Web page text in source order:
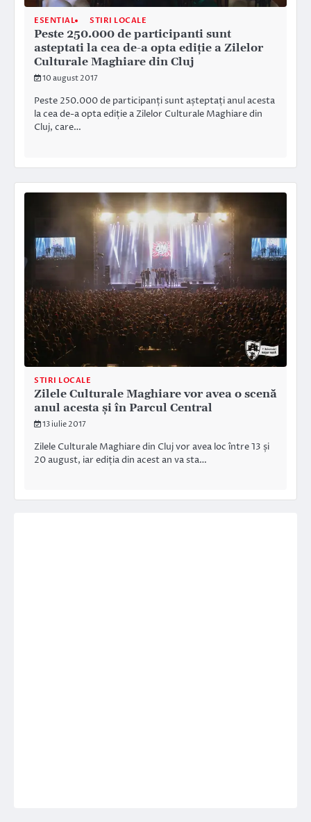
ESENTIAL STIRI LOCALE
Peste 250.000 de participanti sunt
asteptati la cea de-a opta ediție a Zilelor
Culturale Maghiare din Cluj
10 august 2017
Peste 250.000 de participanți sunt așteptați anul acesta
la cea de-a opta ediție a Zilelor Culturale Maghiare din
Cluj, care…
STIRI LOCALE
Zilele Culturale Maghiare vor avea o scenă
anul acesta și în Parcul Central
13 iulie 2017
Zilele Culturale Maghiare din Cluj vor avea loc între 13 și
20 august, iar ediția din acest an va sta…